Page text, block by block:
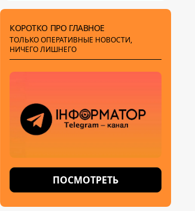
КОРОТКО ПРО ГЛАВНОЕ
ТОЛЬКО ОПЕРАТИВНЫЕ НОВОСТИ,
НИЧЕГО ЛИШНЕГО
ПОСМОТРЕТЬ